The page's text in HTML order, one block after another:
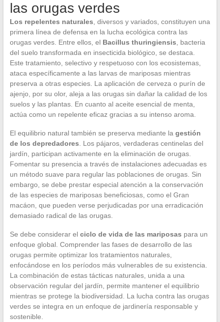
las orugas verdes
Los repelentes naturales, diversos y variados, constituyen una
primera línea de defensa en la lucha ecológica contra las
orugas verdes. Entre ellos, el Bacillus thuringiensis, bacteria
del suelo transformada en insecticida biológico, se destaca.
Este tratamiento, selectivo y respetuoso con los ecosistemas,
ataca específicamente a las larvas de mariposas mientras
preserva a otras especies. La aplicación de cerveza o purín de
ajenjo, por su olor, aleja a las orugas sin dañar la calidad de los
suelos y las plantas. En cuanto al aceite esencial de menta,
actúa como un repelente eficaz gracias a su intenso aroma.
El equilibrio natural también se preserva mediante la gestión
de los depredadores. Los pájaros, verdaderas centinelas del
jardín, participan activamente en la eliminación de orugas.
Fomentar su presencia a través de instalaciones adecuadas es
un método suave para regular las poblaciones de orugas. Sin
embargo, se debe prestar especial atención a la conservación
de las especies de mariposas beneficiosas, como el Gran
macáon, que pueden verse perjudicadas por una erradicación
demasiado radical de las orugas.
Se debe considerar el ciclo de vida de las mariposas para un
enfoque global. Comprender las fases de desarrollo de las
orugas permite optimizar los tratamientos naturales,
enfocándose en los períodos más vulnerables de su existencia.
La combinación de estas tácticas naturales, unida a una
observación regular del jardín, permite mantener el equilibrio
mientras se protege la biodiversidad. La lucha contra las orugas
verdes se integra en un enfoque de jardinería responsable y
sostenible.